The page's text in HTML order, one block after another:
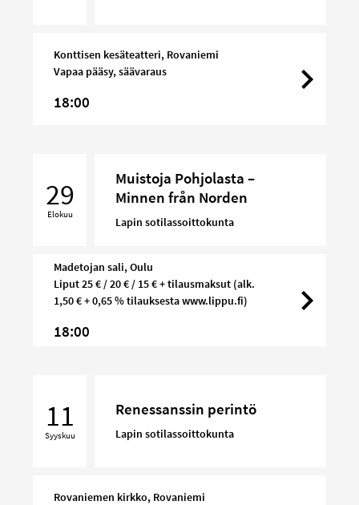
Konttisen kesäteatteri, Rovaniemi
Vapaa pääsy, säävaraus
18:00
Pohjolasta
Minnen
Norden
29
Elokuu
Muistoja Pohjolasta –
Minnen från Norden
Lapin sotilassoittokunta
Madetojan sali, Oulu
Liput 25 € / 20 € / 15 € + tilausmaksut (alk.
1,50 € + 0,65 % tilauksesta www.lippu.fi)
18:00
perintö
11
Syyskuu
Renessanssin perintö
Lapin sotilassoittokunta
Rovaniemen kirkko, Rovaniemi